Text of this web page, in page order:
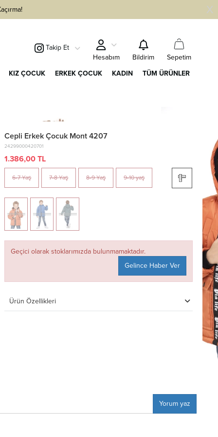
Takip Et
Hesabım
Bildirim
Sepetim
KIZ ÇOCUK ERKEK ÇOCUK KADIN TÜM ÜRÜNLER
Cepli Erkek Çocuk Mont 4207
24299000420701
1.386,00 TL
6-7 Yaş 7-8 Yaş 8-9 Yaş 9-10 yaş
Geçici olarak stoklarımızda bulunmamaktadır.
Gelince Haber Ver
Ürün Özellikleri
Yorum yaz